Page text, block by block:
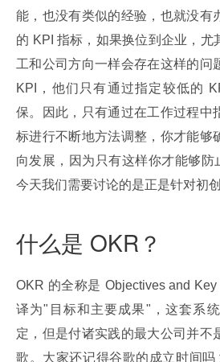
能，也没有类似的经验，也就没有
的 KPI 指标，如果换位到企业，尤
工和公司方向一样会存在这样的问
KPI，他们只有通过指定较低的
保。因此，只有通过在工作过程中
标进行不断地方法调整，你才能够
向发展，因为只有这样你才能够防
今天我们需要讨论的是正是针对初
什么是 OKR？
OKR 的全称是 Objectives and
译为"目标和主要成果"，这套系
定，但是付诸实践的最大公司并不
歌。大家还记得谷歌的成立时间吗